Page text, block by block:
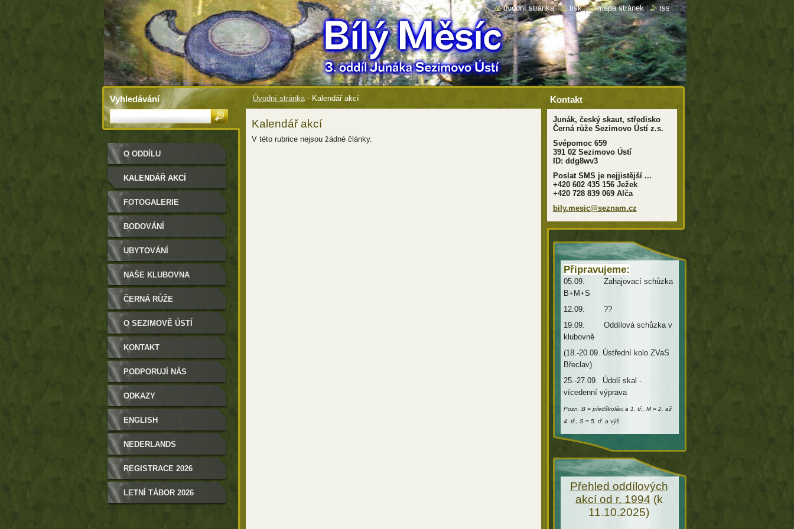
Úvodní stránka - Kalendář akcí
Kalendář akcí
V této rubrice nejsou žádné články.
O ODDÍLU
KALENDÁŘ AKCÍ
FOTOGALERIE
BODOVÁNÍ
UBYTOVÁNÍ
NAŠE KLUBOVNA
ČERNÁ RŮŽE
O SEZIMOVĚ ÚSTÍ
KONTAKT
PODPORUJÍ NÁS
ODKAZY
ENGLISH
NEDERLANDS
REGISTRACE 2026
LETNÍ TÁBOR 2026
Kontakt
Junák, český skaut, středisko
Černá růže Sezimovo Ústí z.s.
Svépomoc 659
391 02 Sezimovo Ústí
ID: ddg8wv3
Poslat SMS je nejjistější ...
+420 602 435 156 Ježek
+420 728 839 069 Alča
bily.mesic@seznam.cz
Připravujeme:
05.09. Zahajovací schůzka
B+M+S
12.09. ??
19.09. Oddílová schůzka v
klubovně
(18.-20.09. Ústřední kolo ZVaS
Břeclav)
25.-27.09. Údolí skal -
vícedenní výprava
Pozn. B = předškoláci a 1. tř., M = 2. až
4. tř., S = 5. tř. a výš
Přehled oddílových
akcí od r. 1994 (k
11.10.2025)
Vyhledávání
úvodní stránka | tisk | mapa stránek | rss